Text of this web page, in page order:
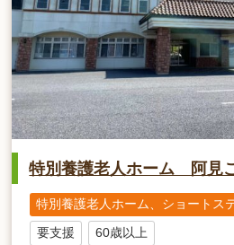
特別養護老人ホーム 阿見
特別養護老人ホーム、ショートス
要支援 60歳以上